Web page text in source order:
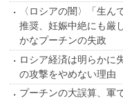
〈ロシアの闇〉「生
推奨、妊娠中絶にも厳
かなプーチンの失政
ロシア経済は明らかに
の攻撃をやめない理由
プーチンの大誤算、軍